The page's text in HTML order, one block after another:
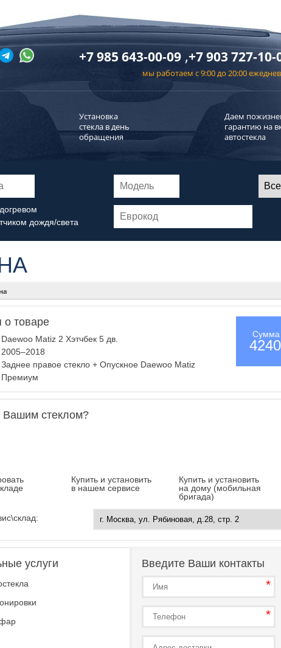
+7 985 643-00-09 ,+7 903 727-10-
мы работаем с 9:00 до 20:00
Установка
стекла в день
обращения
Даем
гарантию на
автостекла
дождя/света
Сумма
товаре
Daewoo Matiz 2 Хэтчбек 5 дв.
2005–2018
Заднее правое стекло + Опускное Daewoo Matiz
Премиум
Вашим стеклом?
Купить и установить
в нашем сервисе
Купить и установить
на дому (мобильная
бригада)
услуги Введите Ваши контакты